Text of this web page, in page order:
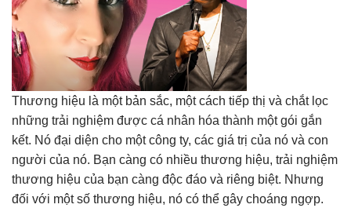
Thương hiệu là một bản sắc, một cách tiếp thị và chắt lọc
những trải nghiệm được cá nhân hóa thành một gói gắn
kết. Nó đại diện cho một công ty, các giá trị của nó và con
người của nó. Bạn càng có nhiều thương hiệu, trải nghiệm
thương hiệu của bạn càng độc đáo và riêng biệt. Nhưng
đối với một số thương hiệu, nó có thể gây choáng ngợp.